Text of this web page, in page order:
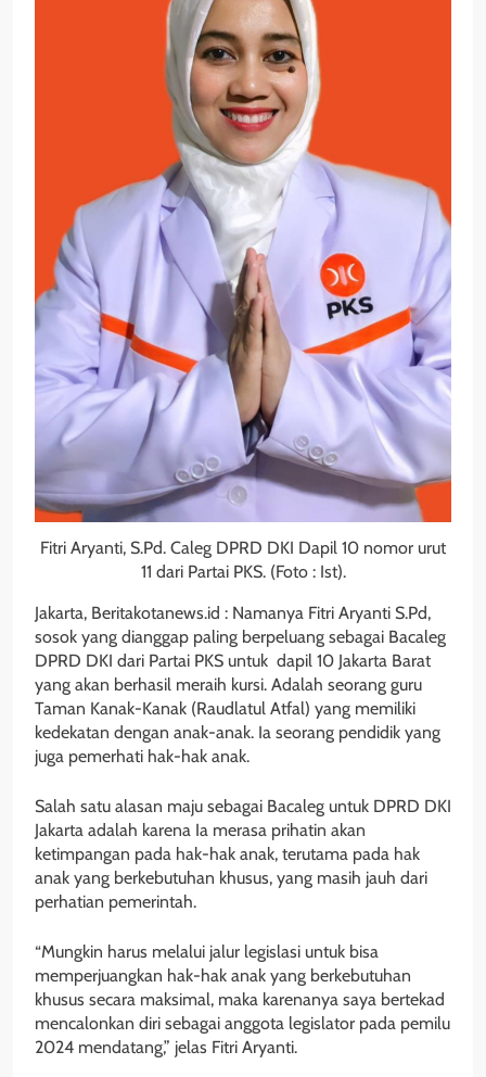
Fitri Aryanti, S.Pd. Caleg DPRD DKI Dapil 10 nomor urut
11 dari Partai PKS. (Foto : Ist).
Jakarta, Beritakotanews.id : Namanya Fitri Aryanti S.Pd,
sosok yang dianggap paling berpeluang sebagai Bacaleg
DPRD DKI dari Partai PKS untuk dapil 10 Jakarta Barat
yang akan berhasil meraih kursi. Adalah seorang guru
Taman Kanak-Kanak (Raudlatul Atfal) yang memiliki
kedekatan dengan anak-anak. Ia seorang pendidik yang
juga pemerhati hak-hak anak.
Salah satu alasan maju sebagai Bacaleg untuk DPRD DKI
Jakarta adalah karena Ia merasa prihatin akan
ketimpangan pada hak-hak anak, terutama pada hak
anak yang berkebutuhan khusus, yang masih jauh dari
perhatian pemerintah.
“Mungkin harus melalui jalur legislasi untuk bisa
memperjuangkan hak-hak anak yang berkebutuhan
khusus secara maksimal, maka karenanya saya bertekad
mencalonkan diri sebagai anggota legislator pada pemilu
2024 mendatang,” jelas Fitri Aryanti.